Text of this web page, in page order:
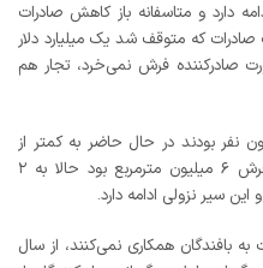
از سال ۱۳۹۸ تا الان ادامه دارد و متاسفانه باز کاهش صادرات
که متوقف شد یک میلیارد دلار
صادرکننده فرش نمی‌خرد، تجار هم
تعداد بافندگان ما تاکنون ۲ میلیون نفر بودند در حال حاضر به کمتر از
هفت هزار نفر رسیده‌اند. تولید سالانه فرش ۶ میلیون مترمربع بود حالا به ۲
سیر نزولی ادامه دارد.
بافندگان همکاری نمی‌کنند، از سال